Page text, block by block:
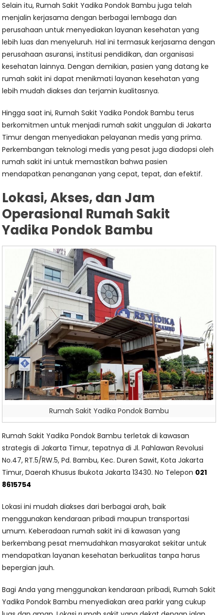
Selain itu, Rumah Sakit Yadika Pondok Bambu juga telah
menjalin kerjasama dengan berbagai lembaga dan
perusahaan untuk menyediakan layanan kesehatan yang
lebih luas dan menyeluruh. Hal ini termasuk kerjasama dengan
perusahaan asuransi, institusi pendidikan, dan organisasi
kesehatan lainnya. Dengan demikian, pasien yang datang ke
rumah sakit ini dapat menikmati layanan kesehatan yang
lebih mudah diakses dan terjamin kualitasnya.
Hingga saat ini, Rumah Sakit Yadika Pondok Bambu terus
berkomitmen untuk menjadi rumah sakit unggulan di Jakarta
Timur dengan menyediakan pelayanan medis yang prima.
Perkembangan teknologi medis yang pesat juga diadopsi oleh
rumah sakit ini untuk memastikan bahwa pasien
mendapatkan penanganan yang cepat, tepat, dan efektif.
Lokasi, Akses, dan Jam
Operasional Rumah Sakit
Yadika Pondok Bambu
Rumah Sakit Yadika Pondok Bambu
Rumah Sakit Yadika Pondok Bambu terletak di kawasan
strategis di Jakarta Timur, tepatnya di Jl. Pahlawan Revolusi
No.47, RT.5/RW.5, Pd. Bambu, Kec. Duren Sawit, Kota Jakarta
Timur, Daerah Khusus Ibukota Jakarta 13430. No Telepon 021
8615754
Lokasi ini mudah diakses dari berbagai arah, baik
menggunakan kendaraan pribadi maupun transportasi
umum. Keberadaan rumah sakit ini di kawasan yang
berkembang pesat memudahkan masyarakat sekitar untuk
mendapatkan layanan kesehatan berkualitas tanpa harus
bepergian jauh.
Bagi Anda yang menggunakan kendaraan pribadi, Rumah Sakit
Yadika Pondok Bambu menyediakan area parkir yang cukup